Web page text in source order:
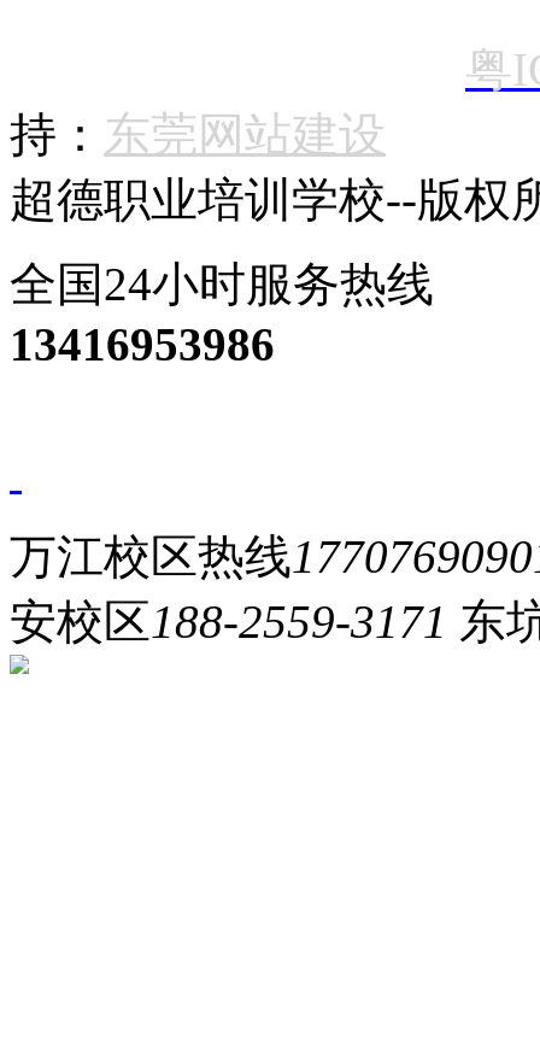
粤
持： 东莞网站建设
超德职业培训学校--版权
全国24小时服务热线
13416953986
万江校区热线
安校区188-2559-3171 东